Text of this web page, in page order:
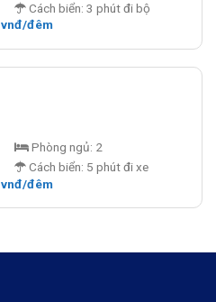
Cách biển: 3 phút đi bộ
vnđ/đêmGiá
tại
1.800.000 vnđ/
Phòng ngủ: 2
Cách biển: 5 phút đi xe
vnđ/đêmGiá
tại